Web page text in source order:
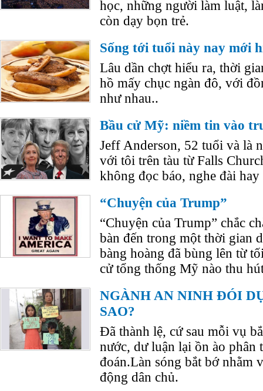
học, những người làm luật,
còn dạy bọn trẻ.
Sống tới tuổi này nay mới
Lâu dần chợt hiểu ra, thời
hồ mấy chục ngàn đô, với
như nhau..
Bầu cử Mỹ: niềm tin vào
Jeff Anderson, 52 tuổi và là
với tôi trên tàu từ Falls
không đọc báo, nghe đài
“Chuyện của Trump”
“Chuyện của Trump” chắc
bàn đến trong một thời gian
bàng hoàng đã bùng lên từ
cử tổng thống Mỹ nào thu
NGÀNH AN NINH ĐÓI
SAO?
Đã thành lệ, cứ sau mỗi vụ
nước, dư luận lại ồn ào phân
đoán.Làn sóng bắt bớ nhằm
động dân chủ.